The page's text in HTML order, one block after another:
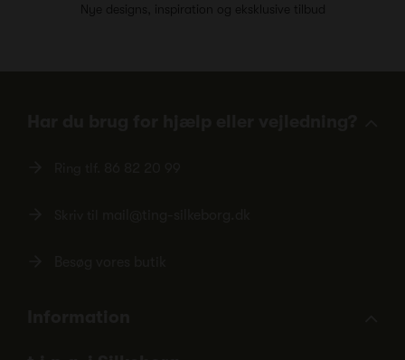
Nye designs, inspiration og eksklusive tilbud